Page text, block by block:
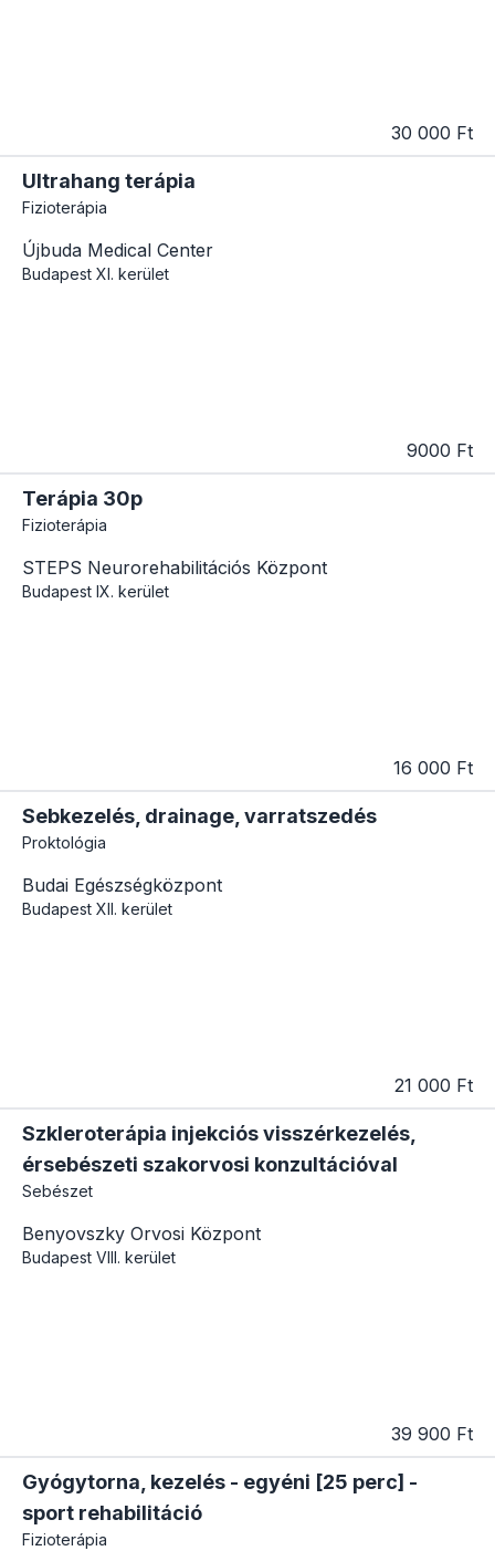
30 000 Ft
Ultrahang terápia
Fizioterápia
Újbuda Medical Center
Budapest XI. kerület
9000 Ft
Terápia 30p
Fizioterápia
STEPS Neurorehabilitációs Központ
Budapest IX. kerület
16 000 Ft
Sebkezelés, drainage, varratszedés
Proktológia
Budai Egészségközpont
Budapest XII. kerület
21 000 Ft
Szkleroterápia injekciós visszérkezelés,
érsebészeti szakorvosi konzultációval
Sebészet
Benyovszky Orvosi Központ
Budapest VIII. kerület
39 900 Ft
Gyógytorna, kezelés - egyéni [25 perc] -
sport rehabilitáció
Fizioterápia